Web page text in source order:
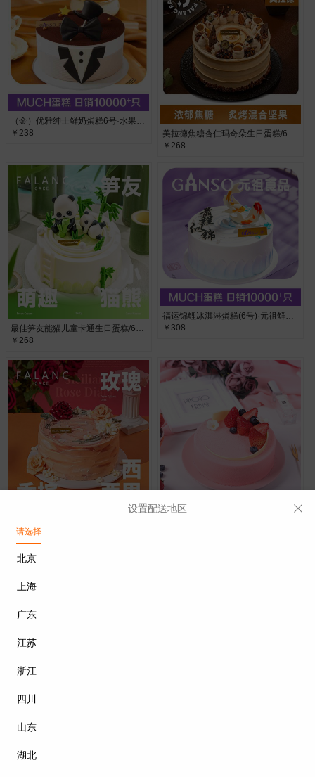
￥238
美拉德焦糖杏仁玛奇朵生日蛋糕/6寸·鸡蛋、牛奶
￥268
最佳笋友能猫儿童卡通生日蛋糕/6寸·动物奶油
￥268
福运锦鲤冰淇淋蛋糕(6号)·元祖鲜奶蛋糕，布丁水果夹层
￥308
￥278
￥248
设置配送地区
请选择
北京
上海
广东
江苏
浙江
四川
山东
湖北